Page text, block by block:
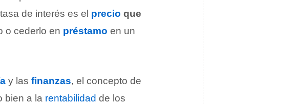
de interés es el precio que
o cederlo en préstamo en un
y las finanzas, el concepto de
bien a la rentabilidad de los